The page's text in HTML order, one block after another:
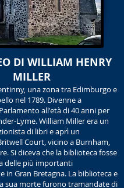
DI WILLIAM HENRY
MILLER
una zona tra Edimburgo e
nel 1789. Divenne a
all'età di 40 anni per
Lyme. William Miller era un
di libri e aprì un
Court, vicino a Burnham,
Si diceva che la biblioteca fosse
delle più importanti
in Gran Bretagna. La biblioteca e
sua morte furono tramandate di